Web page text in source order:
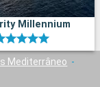
Millennium
Mediterrâneo